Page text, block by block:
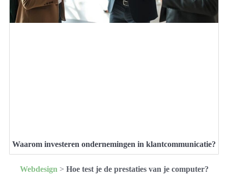
Waarom investeren ondernemingen in klantcommunicatie?
Webdesign > Hoe test je de prestaties van je computer?